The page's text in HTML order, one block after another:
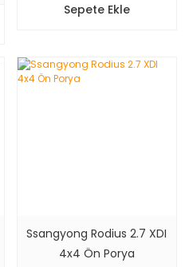
Sepete Ekle
Ssangyong Rodius 2.7 XDI
4x4 Ön Porya